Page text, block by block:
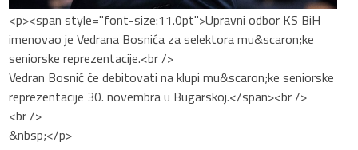
<p><span style="font-size:11.0pt">Upravni odbor KS BiH
imenovao je Vedrana Bosnića za selektora mu&scaron;ke
seniorske reprezentacije.<br />
Vedran Bosnić će debitovati na klupi mu&scaron;ke seniorske
reprezentacije 30. novembra u Bugarskoj.</span><br />
<br />
&nbsp;</p>